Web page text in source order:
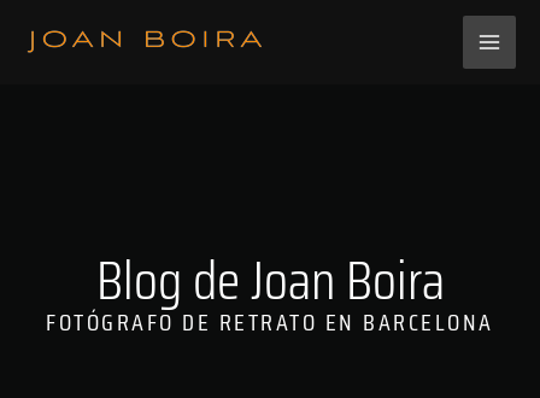
Blog de Joan Boira
FOTÓGRAFO DE RETRATO EN BARCELONA